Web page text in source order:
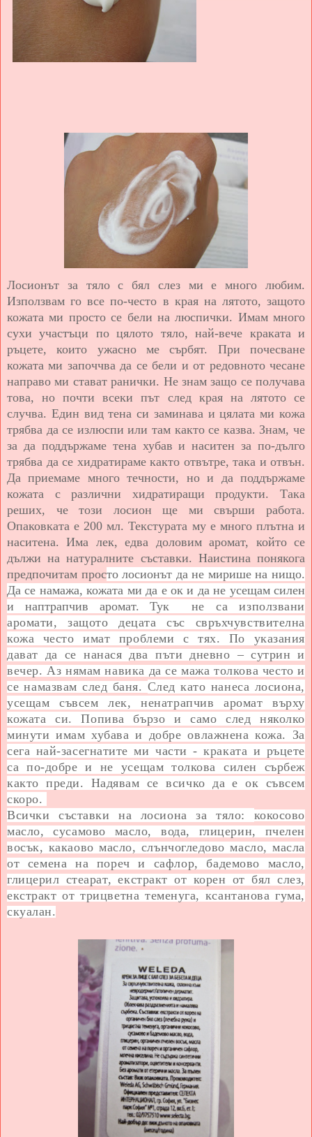
Лосионът за тяло с бял слез ми е много любим.
Използвам го все по-често в края на лятото, защото
кожата ми просто се бели на люспички. Имам много
сухи участъци по цялото тяло, най-вече краката и
ръцете, които ужасно ме сърбят. При почесване
кожата ми започчва да се бели и от редовното чесане
направо ми стават ранички. Не знам защо се получава
това, но почти всеки път след края на лятото се
случва. Един вид тена си заминава и цялата ми кожа
трябва да се излюспи или там както се казва. Знам, че
за да поддържаме тена хубав и наситен за по-дълго
трябва да се хидратираме както отвътре, така и отвън.
Да приемаме много течности, но и да поддържаме
кожата с различни хидратиращи продукти. Така
реших, че този лосион ще ми свърши работа.
Опаковката е 200 мл. Текстурата му е много плътна и
наситена. Има лек, едва доловим аромат, който се
дължи на натуралните съставки. Наистина понякога
предпочитам просто лосионът да не мирише на нищо.
Да се намажа, кожата ми да е ок и да не усещам силен
и наптрапчив аромат. Тук не са използвани
аромати, защото децата със свръхчувствителна
кожа често имат проблеми с тях. По указания
дават да се нанася два пъти дневно – сутрин и
вечер. Аз нямам навика да се мажа толкова често и
се намазвам след баня. След като нанеса лосиона,
усещам съвсем лек, ненатрапчив аромат върху
кожата си. Попива бързо и само след няколко
минути имам хубава и добре овлажнена кожа. За
сега най-засегнатите ми части - краката и ръцете
са по-добре и не усещам толкова силен сърбеж
както преди. Надявам се всичко да е ок съвсем
скоро.
Всички съставки на лосиона за тяло: кокосово
масло, сусамово масло, вода, глицерин, пчелен
восък, какаово масло, слънчогледово масло, масла
от семена на пореч и сафлор, бадемово масло,
глицерил стеарат, екстракт от корен от бял слез,
екстракт от трицветна теменуга, ксантанова гума,
скуалан.